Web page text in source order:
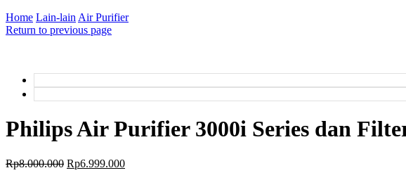
Home Lain-lain Air Purifier
Return to previous page
Philips Air Purifier 3000i Series dan
Rp8.000.000 Original
Rp6.999.000Current